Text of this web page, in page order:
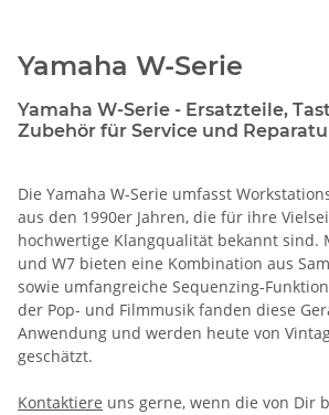
Yamaha W-Serie
Yamaha W-Serie - Ersatzteile,
Zubehör für Service und
Die Yamaha W-Serie umfasst
aus den 1990er Jahren, die für ihre
hochwertige Klangqualität bekannt sind.
und W7 bieten eine Kombination aus
sowie umfangreiche Sequenzing-
der Pop- und Filmmusik fanden diese
Anwendung und werden heute von
geschätzt.
Kontaktiere uns gerne, wenn die von Dir